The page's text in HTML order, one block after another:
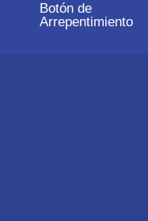
Botón de
Arrepentimiento